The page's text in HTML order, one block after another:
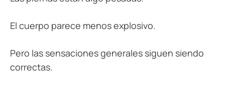
El cuerpo parece menos explosivo.
Pero las sensaciones generales siguen siendo
correctas.